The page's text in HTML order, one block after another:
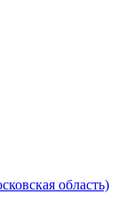
область)